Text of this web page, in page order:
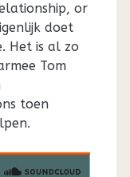
or
doet
Het is al zo
Tom
toen